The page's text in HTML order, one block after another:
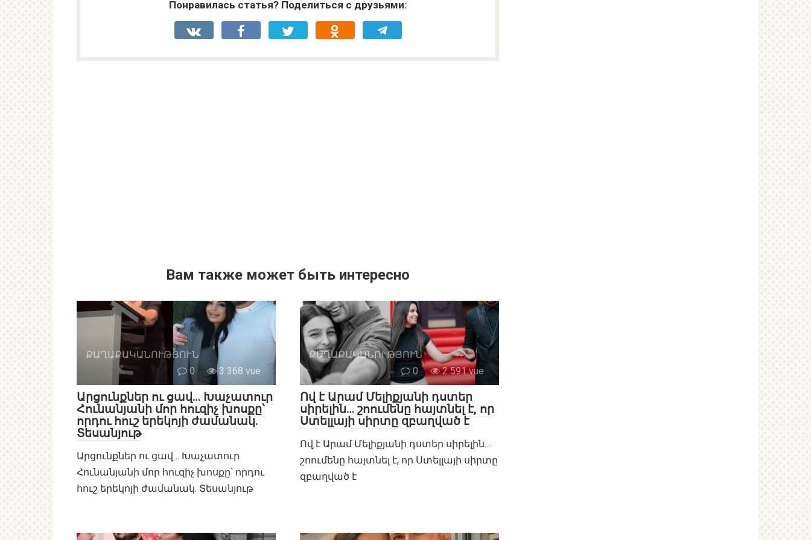
Понравилась статья? Поделиться с друзьями:
Вам также может быть интересно
ՔԱՂԱՔԱԿԱՆՈՒԹՅՈՒՆ
0
3 368 vue
Արցունքներ ու ցավ… Խաչատուր
Հունանյանի մոր հուզիչ խոսքը՝
որդու հուշ երեկոյի ժամանակ.
Տեսանյութ
Արցունքներ ու ցավ… Խաչատուր
Հունանյանի մոր հուզիչ խոսքը՝ որդու
հուշ երեկոյի ժամանակ. Տեսանյութ
ՔԱՂԱՔԱԿԱՆՈՒԹՅՈՒՆ
0
2 591 vue
Ով է Արամ Մելիքյանի դստեր
սիրելին… շոումենը հայտնել է, որ
Ստելլայի սիրտը զբաղված է
Ով է Արամ Մելիքյանի դստեր սիրելին…
շոումենը հայտնել է, որ Ստելլայի սիրտը
զբաղված է